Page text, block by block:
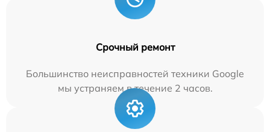
Срочный ремонт
Большинство неисправностей техники Google
мы устраняем в течение 2 часов.